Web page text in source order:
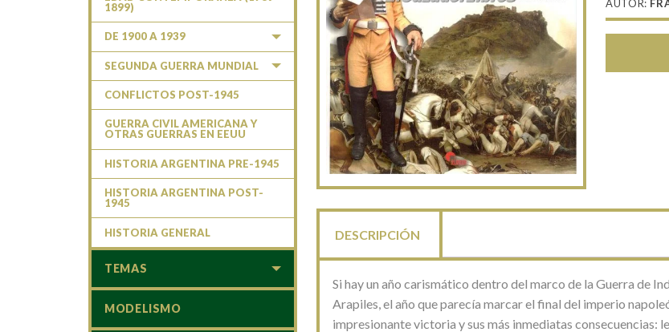
AUTOR:
DESCRIPCIÓN
Si hay un año carismático dentro del marco de la Guerra de
Arapiles, el año que parecía marcar el final del imperio
impresionante victoria y sus más inmediatas consecuencias:
1899)
DE 1900 A 1939
SEGUNDA GUERRA MUNDIAL
CONFLICTOS POST-1945
GUERRA CIVIL AMERICANA Y
OTRAS GUERRAS EN EEUU
HISTORIA ARGENTINA PRE-1945
HISTORIA ARGENTINA POST-
1945
HISTORIA GENERAL
TEMAS
MODELISMO